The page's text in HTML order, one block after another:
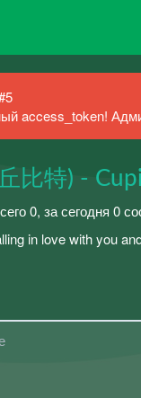
access_token!
比特) -
0, за сегодня 0
in love with you